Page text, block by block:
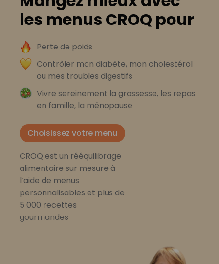
les menus CROQ pour
Perte de poids
Contrôler mon diabète, mon cholestérol
ou mes troubles digestifs
Vivre sereinement la grossesse, les repas
en famille, la ménopause
Choisissez votre menu
CROQ est un rééquilibrage
alimentaire sur mesure à
l’aide de menus
personnalisables et plus de
5 000 recettes
gourmandes